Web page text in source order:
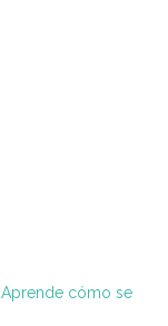
Aprende cómo se